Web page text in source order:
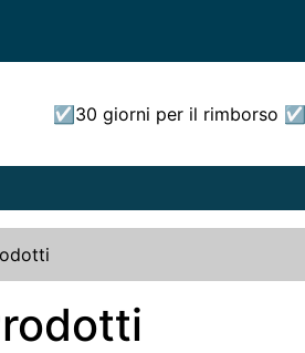
☑30 giorni per il rimborso ☑